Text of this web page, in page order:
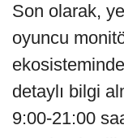
Son olarak,
oyuncu
detaylı bilgi
9:00-21:00